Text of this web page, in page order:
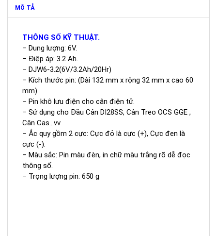
MÔ TẢ
THÔNG SỐ KỸ THUẬT.
– Dung lượng: 6V.
– Điệp áp: 3.2 Ah.
– DJW6-3.2(6V/3.2Ah/20Hr)
– Kích thước pin: (Dài 132 mm x rộng 32 mm x cao 60
mm)
– Pin khô lưu điện cho cân điện tử.
– Sử dụng cho Đầu Cân DI28SS, Cân Treo OCS GGE ,
Cân Cas…vv
– Ắc quy gồm 2 cực: Cực đỏ là cực (+), Cực đen là
cực (-).
– Màu sắc: Pin màu đèn, in chữ màu trắng rõ dễ đọc
thông số.
– Trọng lượng pin: 650 g